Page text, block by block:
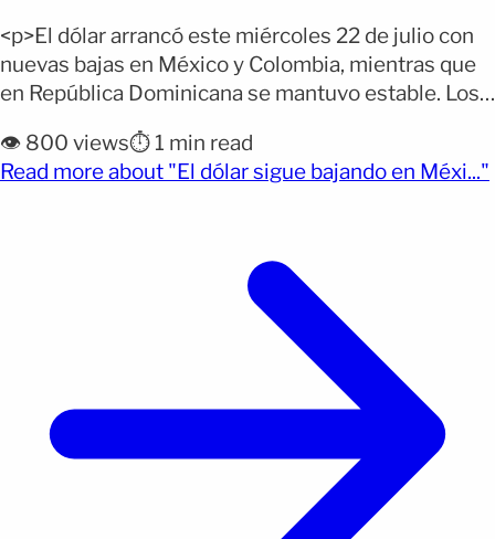
<p>El dólar arrancó este miércoles 22 de julio con
nuevas bajas en México y Colombia, mientras que
en República Dominicana se mantuvo estable. Los
estadounidense volvió a perder valor en dos de los
tres países analizados, aunque el comportamiento
👁️ 800 views⏱️ 1 min read
Read more about "El dólar sigue bajando en Méxi..."